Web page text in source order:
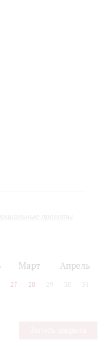
проекты
Март Апрель
27 28 29 30 31